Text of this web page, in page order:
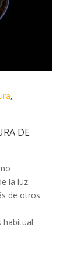
,
DE
la luz
de otros
habitual